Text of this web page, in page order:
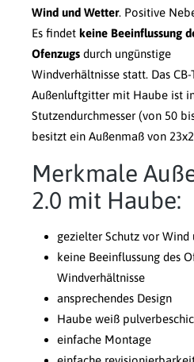
Wind und Wetter. Positive
Es findet keine Beeinflussung
Ofenzugs durch ungünstige
Windverhältnisse statt. Das CB-
Außenluftgitter mit Haube ist
Stutzendurchmesser (von 50
besitzt ein Außenmaß von
Merkmale
2.0 mit Haube:
gezielter Schutz vor Wind
keine Beeinflussung des
Windverhältnisse
ansprechendes Design
Haube weiß
einfache Montage